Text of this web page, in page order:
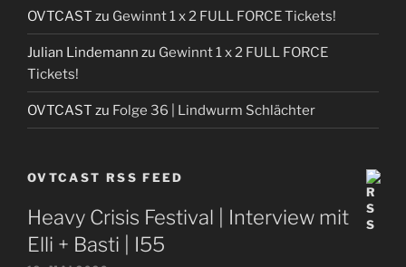
OVTCAST zu Gewinnt 1 x 2 FULL FORCE Tickets!
Julian Lindemann zu Gewinnt 1 x 2 FULL FORCE
Tickets!
OVTCAST zu Folge 36 | Lindwurm Schlächter
OVTCAST RSS FEED
Heavy Crisis Festival | Interview mit
Elli + Basti | I55